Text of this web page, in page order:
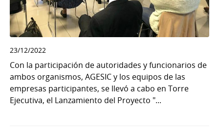
23/12/2022
Con la participación de autoridades y funcionarios de
ambos organismos, AGESIC y los equipos de las
empresas participantes, se llevó a cabo en Torre
Ejecutiva, el Lanzamiento del Proyecto "...